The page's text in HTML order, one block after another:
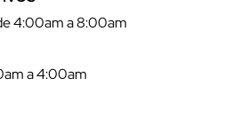
4:00am a 8:00am
a 4:00am